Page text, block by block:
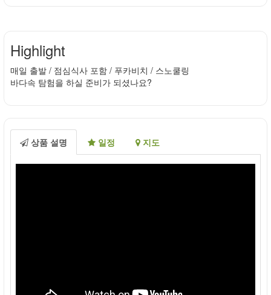
Highlight
매일 출발 / 점심식사 포함 / 푸카비치 / 스노쿨링
바다속 탐험을 하실 준비가 되셨나요?
상품 설명 일정 지도